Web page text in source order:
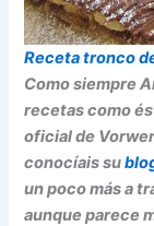
Receta tronco
Como siempre
recetas como
oficial de
conocíais su
un poco más a
aunque parece